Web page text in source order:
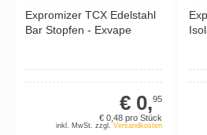
Expromizer TCX Edelstahl
Bar Stopfen - Exvape
€ 0,95
€ 0,48 pro Stück
inkl. MwSt. zzgl.Versandkosten